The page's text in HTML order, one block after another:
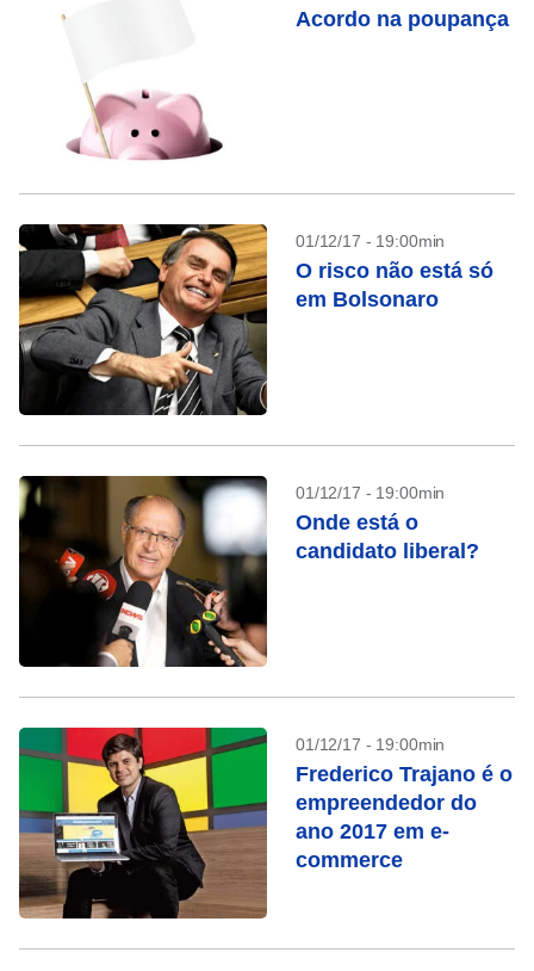
Acordo na poupança
01/12/17 - 19:00min
O risco não está só
em Bolsonaro
01/12/17 - 19:00min
Onde está o
candidato liberal?
01/12/17 - 19:00min
Frederico Trajano é o
empreendedor do
ano 2017 em e-
commerce